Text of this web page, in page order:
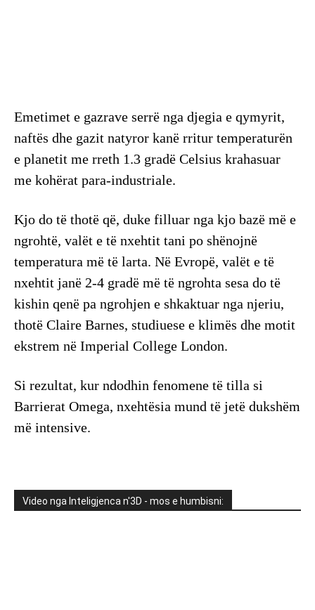
Emetimet e gazrave serrë nga djegia e qymyrit,
naftës dhe gazit natyror kanë rritur temperaturën
e planetit me rreth 1.3 gradë Celsius krahasuar
me kohërat para-industriale.
Kjo do të thotë që, duke filluar nga kjo bazë më e
ngrohtë, valët e të nxehtit tani po shënojnë
temperatura më të larta. Në Evropë, valët e të
nxehtit janë 2-4 gradë më të ngrohta sesa do të
kishin qenë pa ngrohjen e shkaktuar nga njeriu,
thotë Claire Barnes, studiuese e klimës dhe motit
ekstrem në Imperial College London.
Si rezultat, kur ndodhin fenomene të tilla si
Barrierat Omega, nxehtësia mund të jetë dukshëm
më intensive.
Video nga Inteligjenca n'3D - mos e humbisni: